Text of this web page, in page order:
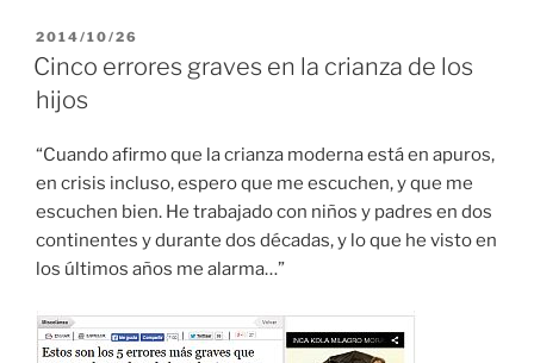
PUBLICADO
EL
2014/10/26
Cinco errores graves en la crianza de los
hijos
“Cuando afirmo que la crianza moderna está en apuros,
en crisis incluso, espero que me escuchen, y que me
escuchen bien. He trabajado con niños y padres en dos
continentes y durante dos décadas, y lo que he visto en
los últimos años me alarma…”